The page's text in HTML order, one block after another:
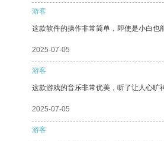
游客
这款软件的操作非常简单，即使是小白也
2025-07-05
游客
这款游戏的音乐非常优美，听了让人心旷
2025-07-05
游客